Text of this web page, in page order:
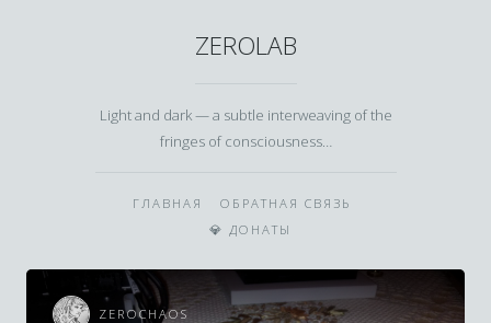
ZEROLAB
Light and dark — a subtle interweaving of the
fringes of consciousness…
ГЛАВНАЯ
ОБРАТНАЯ СВЯЗЬ
💎 ДОНАТЫ
ZEROCHAOS